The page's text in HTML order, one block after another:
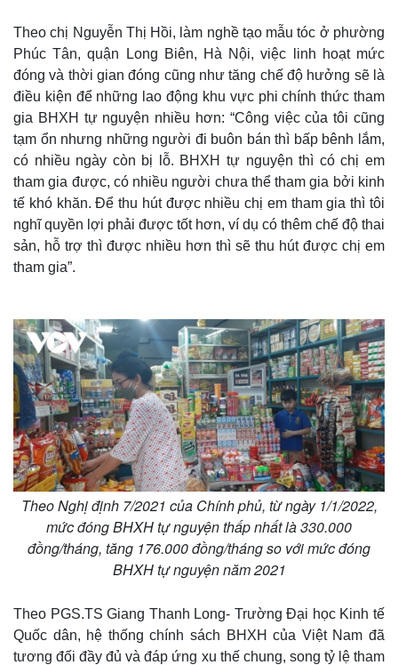
Thế giới
Quan sát
Cuộc sống đó đây
Hồ sơ
Multimedia
Video
Ảnh
E-Magazine
Infographic
Theo chị Nguyễn Thị Hồi, làm nghề tạo mẫu tóc ở phường
Phúc Tân, quận Long Biên, Hà Nội, việc linh hoạt mức
đóng và thời gian đóng cũng như tăng chế độ hưởng sẽ là
điều kiện để những lao động khu vực phi chính thức tham
gia BHXH tự nguyện nhiều hơn: “Công việc của tôi cũng
tạm ổn nhưng những người đi buôn bán thì bấp bênh lắm,
có nhiều ngày còn bị lỗ. BHXH tự nguyện thì có chị em
tham gia được, có nhiều người chưa thể tham gia bởi kinh
tế khó khăn. Để thu hút được nhiều chị em tham gia thì tôi
nghĩ quyền lợi phải được tốt hơn, ví dụ có thêm chế độ thai
sản, hỗ trợ thì được nhiều hơn thì sẽ thu hút được chị em
tham gia”.
Theo Nghị định 7/2021 của Chính phủ, từ ngày 1/1/2022,
mức đóng BHXH tự nguyện thấp nhất là 330.000
đồng/tháng, tăng 176.000 đồng/tháng so với mức đóng
BHXH tự nguyện năm 2021
Theo PGS.TS Giang Thanh Long- Trường Đại học Kinh tế
Quốc dân, hệ thống chính sách BHXH của Việt Nam đã
tương đối đầy đủ và đáp ứng xu thế chung, song tỷ lệ tham